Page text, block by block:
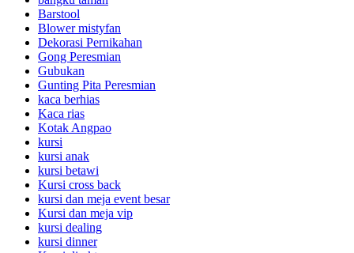
Barstool
Blower mistyfan
Dekorasi Pernikahan
Gong Peresmian
Gubukan
Gunting Pita Peresmian
kaca berhias
Kaca rias
Kotak Angpao
kursi
kursi anak
kursi betawi
Kursi cross back
kursi dan meja event besar
Kursi dan meja vip
kursi dealing
kursi dinner